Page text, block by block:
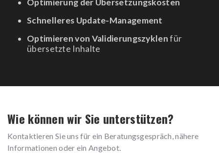
Optimierung der Übersetzungskosten
Schnelleres Update-Management
Optimieren von Validierungszyklenfür
übersetzte Inhalte
Wie können wir Sie unterstützen?
Kontaktieren Sie uns für ein Beratungsgespräch, nähere
Informationen oder ein Angebot.